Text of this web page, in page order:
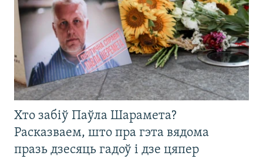
Хто забіў Паўла Шарамета?
Расказваем, што пра гэта вядома
празь дзесяць гадоў і дзе цяпер